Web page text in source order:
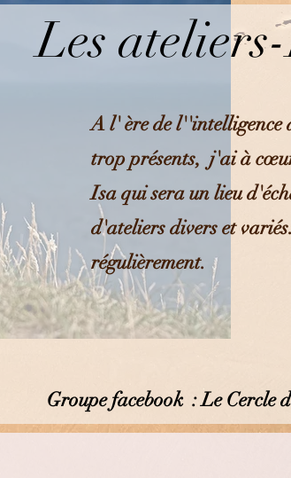
Les
A l' ère de l''intelligence
trop présents, j'ai à
Isa qui sera un lieu
d'ateliers divers et
régulièrement.
Groupe facebook : Le Cercle